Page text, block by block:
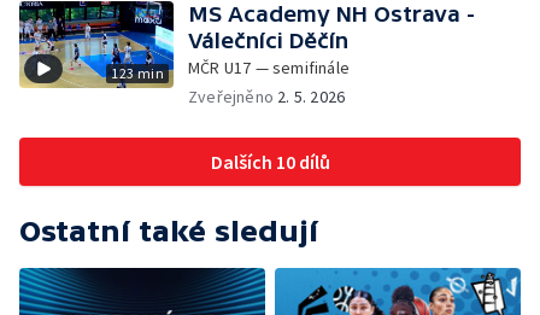
123 min
MS Academy NH Ostrava -
Válečníci Děčín
MČR U17 — semifinále
Zveřejněno 2. 5. 2026
Dalších 10 dílů
Ostatní také sledují